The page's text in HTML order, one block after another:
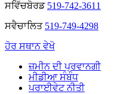
ਸਵਿੱਚਬੋਰਡ 519-742-3611
ਸਵੈਚਾਲਿਤ 519-749-4298
ਹੋਰ ਸਥਾਨ ਵੇਖੋ
ਜ਼ਮੀਨ ਦੀ ਪ੍ਰਵਾਨਗੀ
ਮੀਡੀਆ ਸੰਬੰਧ
ਪਰਾਈਵੇਟ ਨੀਤੀ